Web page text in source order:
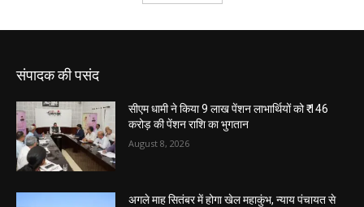
संपादक की पसंद
सीएम धामी ने किया 9 लाख पेंशन लाभार्थियों को ₹ 146
करोड़ की पेंशन राशि का भुगतान
August 8, 2026
अगले माह सितंबर में होगा खेल महाकुंभ, न्याय पंचायत से